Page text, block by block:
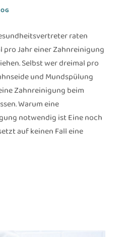
raten
pro Jahr einer Zahnreinigung
Selbst wer dreimal pro
und Mundspülung
Zahnreinigung beim
Warum eine
notwendig ist Eine noch
auf keinen Fall eine